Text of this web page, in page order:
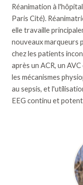
Réanimation à
Paris Cité).
elle travaille
nouveaux marqueurs
chez les patients
après un ACR, un
les mécanismes
au sepsis, et
EEG continu et